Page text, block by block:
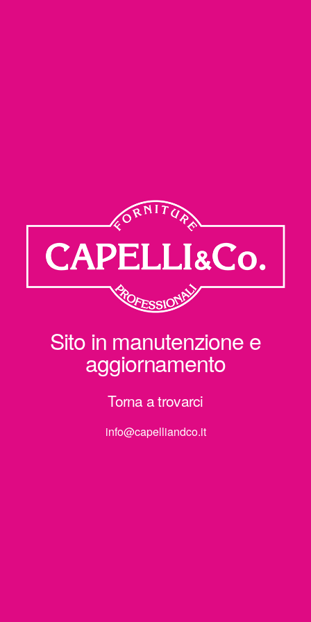
Sito in manutenzione e
aggiornamento
Torna a trovarci
info@capelliandco.it